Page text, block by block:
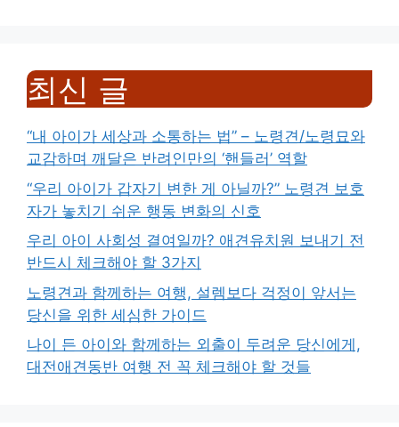
최신 글
“내 아이가 세상과 소통하는 법” – 노령견/노령묘와
교감하며 깨달은 반려인만의 ‘핸들러’ 역할
“우리 아이가 갑자기 변한 게 아닐까?” 노령견 보호
자가 놓치기 쉬운 행동 변화의 신호
우리 아이 사회성 결여일까? 애견유치원 보내기 전
반드시 체크해야 할 3가지
노령견과 함께하는 여행, 설렘보다 걱정이 앞서는
당신을 위한 세심한 가이드
나이 든 아이와 함께하는 외출이 두려운 당신에게,
대전애견동반 여행 전 꼭 체크해야 할 것들